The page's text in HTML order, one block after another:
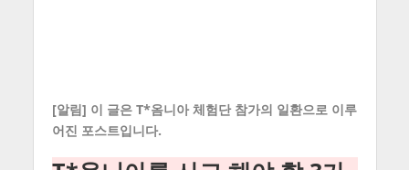
[알림] 이 글은 T*옴니아 체험단 참가의 일환으로 이루
어진 포스트입니다.